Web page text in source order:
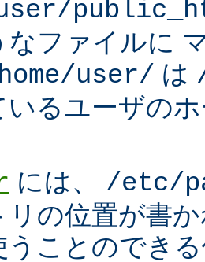
user/
なファイルに
user/ は
いるユーザの
には、 /etc/
リの位置が書
うことのでき